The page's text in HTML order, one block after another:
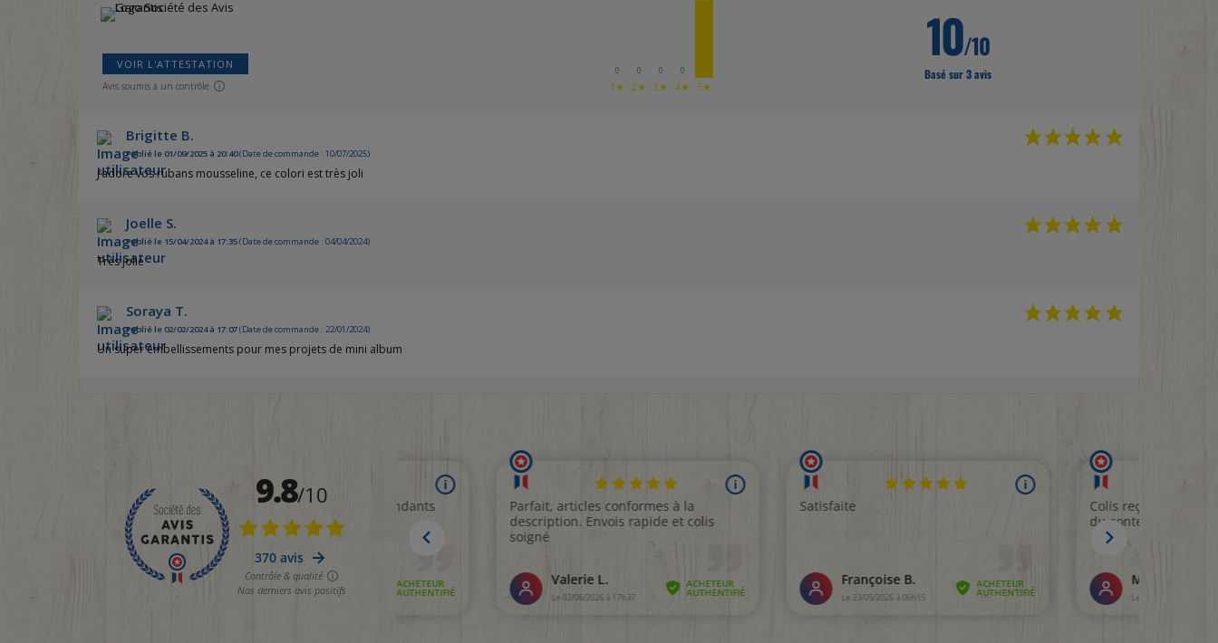
VOIR L'ATTESTATION
Avis soumis à un contrôle
0
1★
0
2★
0
3★
0
4★ 5★
10/10
Basé sur 3 avis
Brigitte B.
Publié le 01/09/2025 à 20:40(Date de commande : 10/07/2025)
J’adore vos rubans mousseline, ce colori est très joli
Joelle S.
Publié le 15/04/2024 à 17:35(Date de commande : 04/04/2024)
Très jolie
Soraya T.
Publié le 02/02/2024 à 17:07(Date de commande : 22/01/2024)
Un super embellissements pour mes projets de mini album